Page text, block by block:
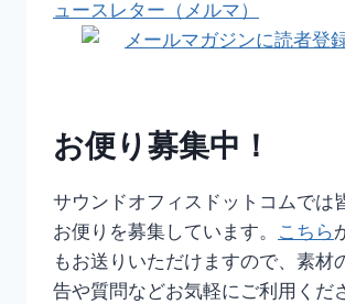
ュースレター（メルマ）
お便り募集中！
サウンドオフィスドットコムでは
お便りを募集しています。 こちら
もお送りいただけますので、素材
告や質問などお気軽にご利用くだ